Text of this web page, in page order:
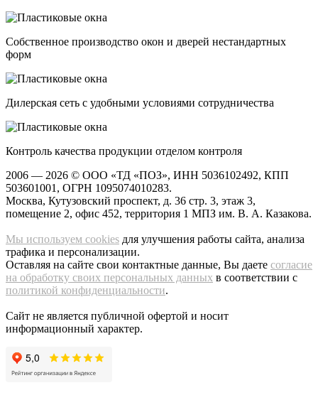
Собственное производство окон и дверей нестандартных
форм
Дилерская сеть с удобными условиями сотрудничества
Контроль качества продукции отделом контроля
2006 — 2026 © ООО «ТД «ПОЗ», ИНН 5036102492, КПП
503601001, ОГРН 1095074010283.
Москва, Кутузовский проспект, д. 36 стр. 3, этаж 3,
помещение 2, офис 452, территория 1 МПЗ им. В. А. Казакова.
Мы используем cookies для улучшения работы сайта, анализа
трафика и персонализации.
Оставляя на сайте свои контактные данные, Вы даете согласие
на обработку своих персональных данных в соответствии с
политикой конфиденциальности.
Сайт не является публичной офертой и носит
информационный характер.